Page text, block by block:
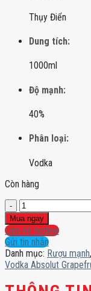
Thụy Điển
Dung tích:
1000ml
Độ mạnh:
40%
Phân loại:
Vodka
Còn hàng
Vodka
Absolut
Grapefruit
số
lượng
Mua ngay
Liên hệ hotline
Gửi tin nhắn
Danh mục: Rượu mạnh,
Vodka Absolut